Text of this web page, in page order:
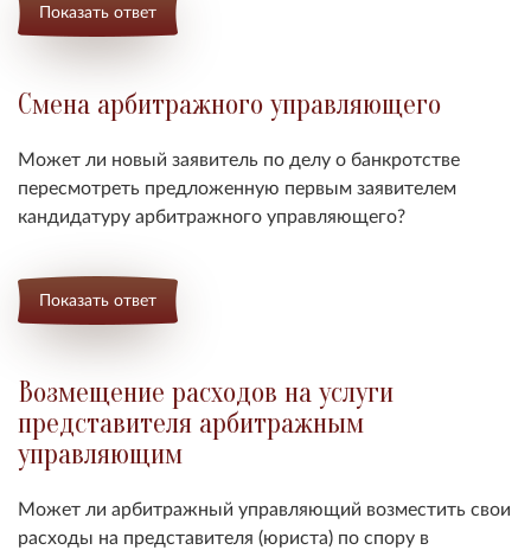
Показать ответ
Смена арбитражного управляющего
Может ли новый заявитель по делу о банкротстве
пересмотреть предложенную первым заявителем
кандидатуру арбитражного управляющего?
Показать ответ
Возмещение расходов на услуги
представителя арбитражным
управляющим
Может ли арбитражный управляющий возместить свои
расходы на представителя (юриста) по спору в